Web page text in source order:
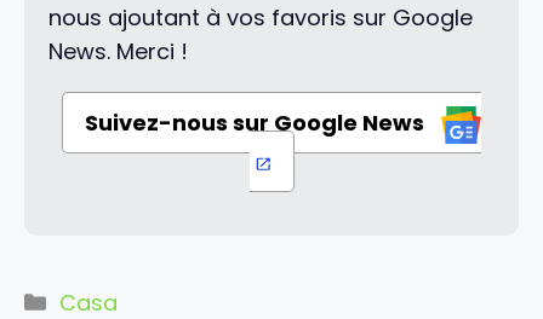
nous ajoutant à vos favoris sur Google
News. Merci !
Suivez-nous sur Google News
Categorie
Casa